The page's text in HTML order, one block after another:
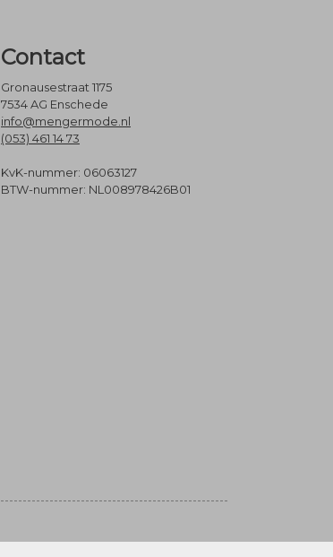
Contact
Gronausestraat 1175
7534 AG Enschede
info@mengermode.nl
(053) 461 14 73
KvK-nummer: 06063127
BTW-nummer: NL008978426B01